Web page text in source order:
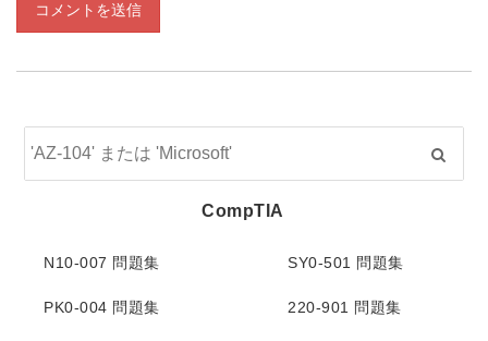
コメントを送信
CompTIA
N10-007 問題集 SY0-501 問題集
PK0-004 問題集 220-901 問題集